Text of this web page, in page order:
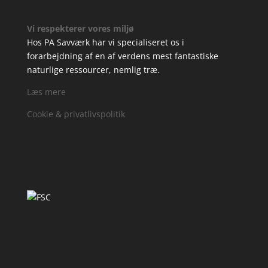
Vi respekterer vores miljø
Hos PA Savværk har vi specialiseret os i
forarbejdning af en af verdens mest fantastiske
naturlige ressourcer, nemlig træ.
Læs mere
Cookie & privatlivspolitik